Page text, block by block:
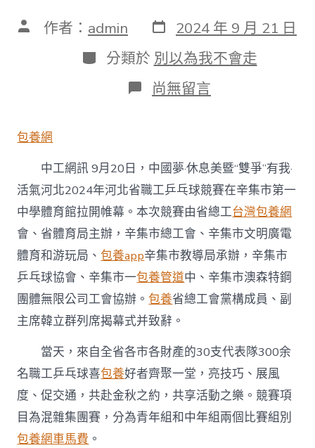
文 作者： admin 發
表
日
期
2024 年 9 月 21 日
分
類
分類於 別以為我不會走
在
〈中
休
息
美
暨
“雙
爭”
有
我
·
活
氣
河
北
2024
年
河
甜
心
寶
貝
尚無留言
包養網
中工網訊 9月20日，中國夢·休息美暨“雙爭”有我·
活氣河北2024年河北省職工乒乓球競賽在辛集市第一
中學體育館拉開帷幕。本次競賽由省總工台灣包養網
會、省體育局主辦，辛集市總工會、辛集市文明廣電
體育和游玩局、包養app辛集市教導局承辦，辛集市
乒乓球協會、辛集市一包養管道中、辛集市澳森特鋼
團體無限公司工會協辦。包養省總工會黨構成員、副
主席韓立群列席揭幕式并致辭。
當天，來自全省各市各財產的30支代表隊300余
名職工乒乓球喜包養好者齊聚一堂，亮技巧、展風
度、促交通，共赴金秋之約，共享活動之樂。競賽項
目為混雜集團賽，分為青年組和中年組兩個比賽組別
包養網車馬費 。